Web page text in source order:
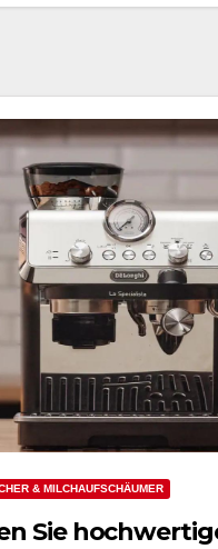
& MILCHAUFSCHÄUMER
Sie